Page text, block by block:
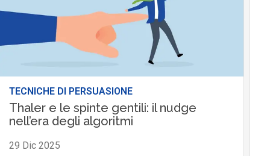
TECNICHE DI PERSUASIONE
Thaler e le spinte gentili: il nudge
nell’era degli algoritmi
29 Dic 2025